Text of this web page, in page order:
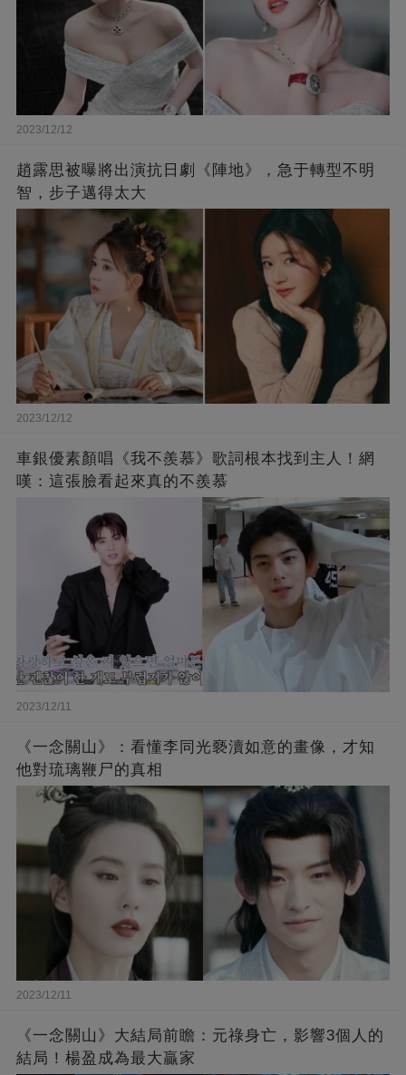
2023/12/12
趙露思被曝將出演抗日劇《陣地》，急于轉型不明
智，步子邁得太大
2023/12/12
車銀優素顏唱《我不羨慕》歌詞根本找到主人！網
嘆：這張臉看起來真的不羨慕
2023/12/11
《一念關山》：看懂李同光褻瀆如意的畫像，才知
他對琉璃鞭尸的真相
2023/12/11
《一念關山》大結局前瞻：元祿身亡，影響3個人的
結局！楊盈成為最大贏家